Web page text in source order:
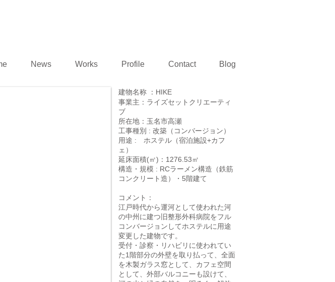
News Works Profile Contact Blog
建物名称 ：HIKE
事業主：ライズセットクリエーティ
ブ
所在地：玉名市高瀬
工事種別 : 改築（コンバージョン）
用途 : ホステル（宿泊施設+カフ
ェ）
延床面積(㎡)：1276.53㎡
構造・規模 : RCラーメン構造（鉄筋
コンクリート造）・5階建て
​コメント：
江戸時代から運河として使われた河
の中州に建つ旧整形外科病院をフル
コンバージョンしてホステルに用途
変更した建物です。
受付・診察・リハビリに使われてい
た1階部分の外壁を取り払って、全面
を木製ガラス窓として、カフェ空間
として、外部バルコニーも設けて、